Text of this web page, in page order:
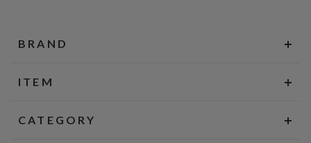
BRAND
ITEM
CATEGORY